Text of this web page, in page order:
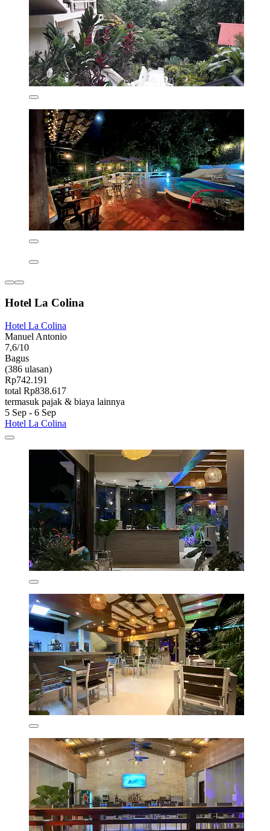
Hotel La Colina
Hotel La Colina
Manuel Antonio
7,6/10
Bagus
(386 ulasan)
Rp742.191
total Rp838.617
termasuk pajak & biaya lainnya
5 Sep - 6 Sep
Hotel La Colina